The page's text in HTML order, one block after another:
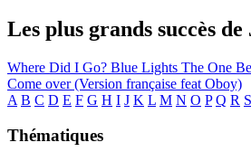
Les plus grands succès
Where Did I Go? Blue Lights The One
Come over (Version française feat Oboy)
A B C D E F G H I J K L M N O P Q R S
Thématiques